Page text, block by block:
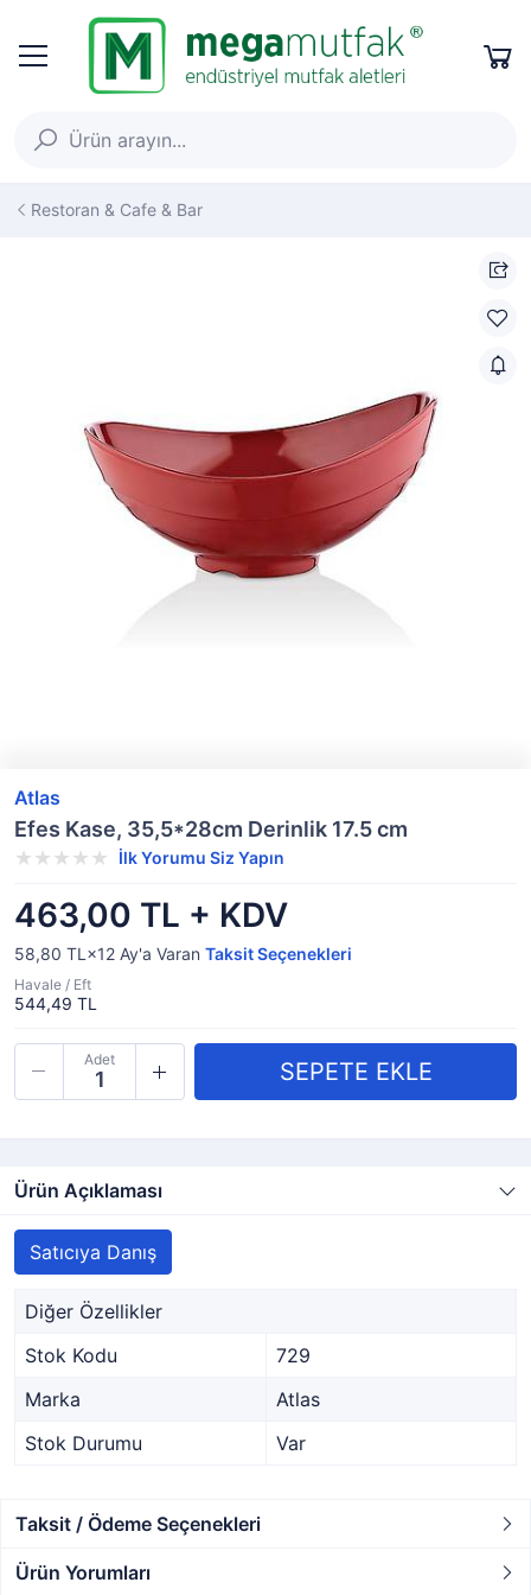
Restoran & Cafe & Bar
Atlas
Efes Kase, 35,5*28cm Derinlik 17.5 cm
İlk Yorumu Siz Yapın
463,00 TL + KDV
58,80 TL×12 Ay'a Varan Taksit Seçenekleri
Havale / Eft
544,49 TL
Adet
Ürün Açıklaması
Satıcıya Danış
Diğer Özellikler
Stok Kodu
729
Marka
Atlas
Stok Durumu
Var
Taksit / Ödeme Seçenekleri
Ürün Yorumları